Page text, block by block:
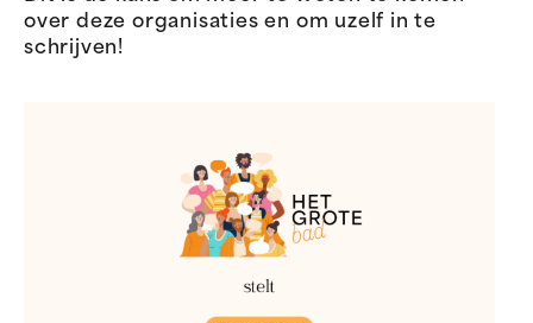
over deze organisaties en om uzelf in te
schrijven!